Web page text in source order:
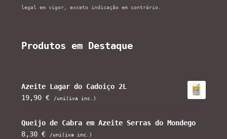
legal em vigor, exceto indicação em contrário.
Produtos em Destaque
Azeite Lagar do Cadoiço 2L
19,90€ /uni(iva inc.)
Queijo de Cabra em Azeite Serras do Mondego
8,30€ /uni(iva inc.)